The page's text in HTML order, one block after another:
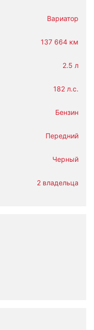
Вариатор
137 664 км
2.5 л
182 л.с.
Бензин
Передний
Черный
2 владельца